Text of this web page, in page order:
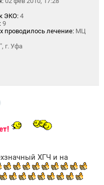
ЭКО: 4
9
проводилось лечение: МЦ
г. Уфа
ХГЧ и на